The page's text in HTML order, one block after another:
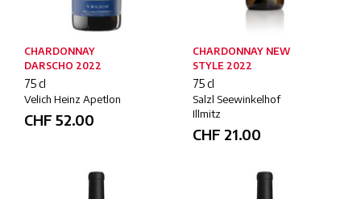
CHARDONNAY
DARSCHO 2022
75 cl
Velich Heinz Apetlon
CHF 52.00
CHARDONNAY NEW
STYLE 2022
75 cl
Salzl Seewinkelhof
Illmitz
CHF 21.00